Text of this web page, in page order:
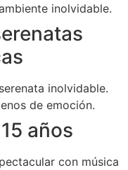
inolvidable.
inolvidable.
de emoción.
años
con música